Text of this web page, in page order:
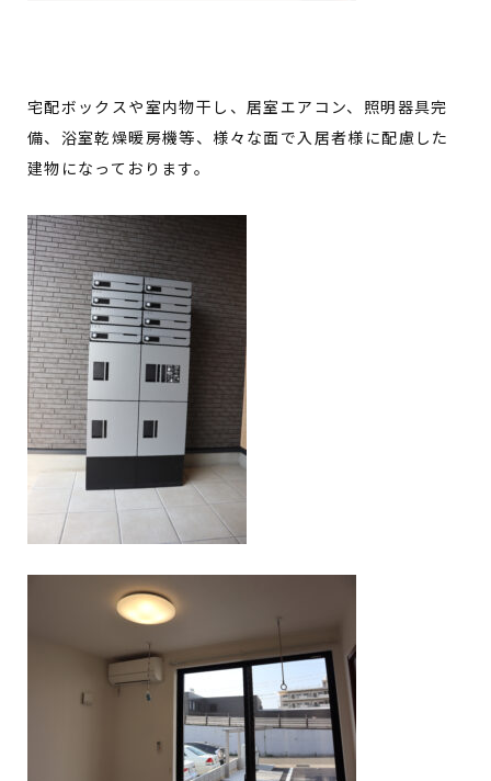
宅配ボックスや室内物干し、居室エアコン、照明器具完
備、浴室乾燥暖房機等、様々な面で入居者様に配慮した
建物になっております。